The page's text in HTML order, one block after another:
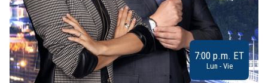
7:00 p.m. ET
Lun - Vie